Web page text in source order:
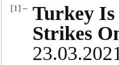
[1] – Turkey Is
Strikes